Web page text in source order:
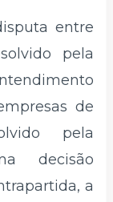
entre
pela
de
pela
decisão
a